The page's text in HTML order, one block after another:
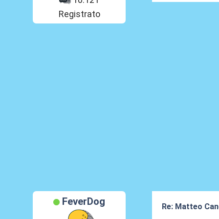
Registrato
FeverDog
Re: Matteo